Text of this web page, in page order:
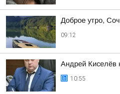
Доброе утро,
09:12
Андрей Киселёв
10:55